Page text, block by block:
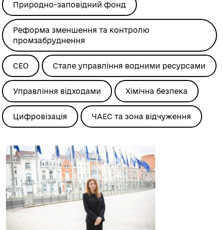
Природно-заповідний фонд
Реформа зменшення та контролю
промзабруднення
СЕО Стале управління водними ресурсами
Управління відходами Хімічна безпека
Цифровізація ЧАЕС та зона відчуження